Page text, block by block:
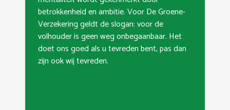
betrokkenheid en ambitie. Voor De Groene-
Verzekering geldt de slogan: voor de
volhouder is geen weg onbegaanbaar. Het
doet ons goed als u tevreden bent, pas dan
zijn ook wij tevreden.